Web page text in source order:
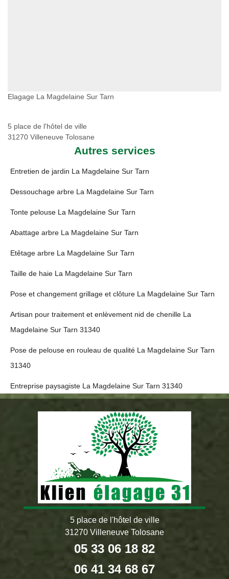
Elagage La Magdelaine Sur Tarn
5 place de l'hôtel de ville
31270 Villeneuve Tolosane
Autres services
Entretien de jardin La Magdelaine Sur Tarn
Dessouchage arbre La Magdelaine Sur Tarn
Tonte pelouse La Magdelaine Sur Tarn
Abattage arbre La Magdelaine Sur Tarn
Etêtage arbre La Magdelaine Sur Tarn
Taille de haie La Magdelaine Sur Tarn
Pose et changement grillage et clôture La Magdelaine Sur Tarn
Artisan pour traitement et enlèvement nid de chenille La
Magdelaine Sur Tarn 31340
Pose de pelouse en rouleau de qualité La Magdelaine Sur Tarn
31340
Entreprise paysagiste La Magdelaine Sur Tarn 31340
5 place de l'hôtel de ville
31270 Villeneuve Tolosane
05 33 06 18 82
06 41 34 68 67